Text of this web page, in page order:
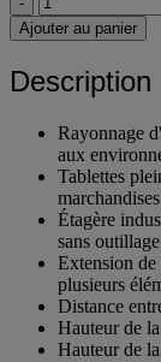
Ajouter au panier
Description
Rayonnage
aux
Tablettes
Étagère
sans
Extension de
plusieurs
Distance
Hauteur de
Hauteur de